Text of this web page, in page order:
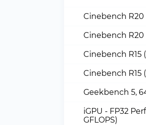
Cinebench R20
Cinebench R20
Cinebench R15
Cinebench R15
Geekbench 5,
iGPU - FP32
GFLOPS)